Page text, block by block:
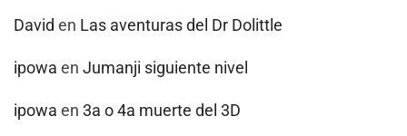
David en Las aventuras del Dr Dolittle
ipowa en Jumanji siguiente nivel
ipowa en 3a o 4a muerte del 3D